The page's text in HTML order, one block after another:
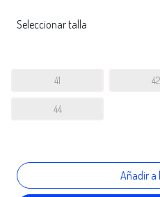
Seleccionar talla
41 42
44